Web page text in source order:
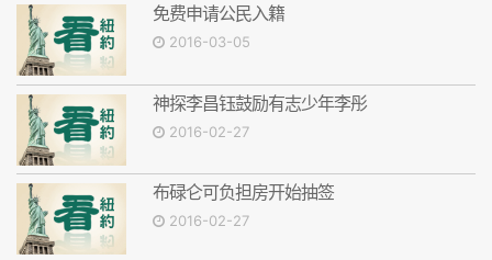
免费申请公民入籍
2016-03-05
神探李昌钰鼓励有志少年李彤
2016-02-27
布碌仑可负担房开始抽签
2016-02-27